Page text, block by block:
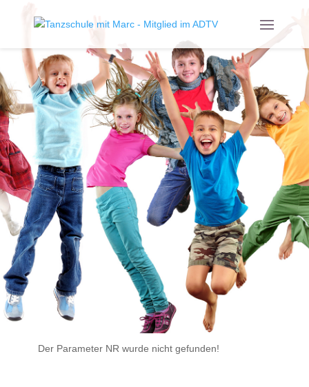
Der Parameter NR wurde nicht gefunden!